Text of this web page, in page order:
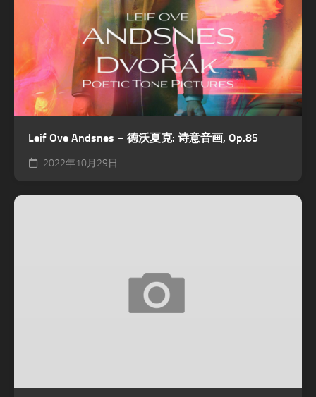
Leif Ove Andsnes – 德沃夏克: 诗意音画, Op.85
2022年10月29日